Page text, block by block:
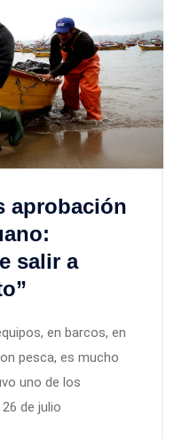
aprobación
salir a
en barcos, en
pesca, es mucho
uno de los
de julio